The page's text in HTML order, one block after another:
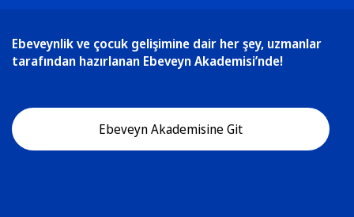
Ebeveynlik ve çocuk gelişimine dair her şey, uzmanlar
tarafından hazırlanan Ebeveyn Akademisi’nde!
Ebeveyn Akademisine Git